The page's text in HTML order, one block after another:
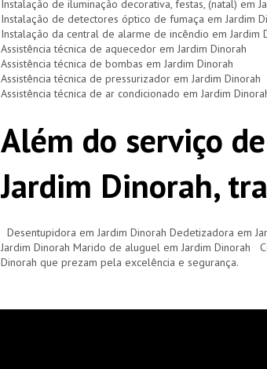
Instalação de iluminação decorativa, festas, (natal) em
Instalação de detectores óptico de fumaça em Jardim
Instalação da central de alarme de incêndio em Jardim
Assistência técnica de aquecedor em Jardim Dinorah
Assistência técnica de bombas em Jardim Dinorah
Assistência técnica de pressurizador em Jardim Dinorah
Assistência técnica de ar condicionado em Jardim
Além do serviço
Jardim Dinorah,
Desentupidora em Jardim Dinorah Dedetizadora em
Jardim Dinorah Marido de aluguel em Jardim Dinorah
Dinorah que prezam pela excelência e segurança.